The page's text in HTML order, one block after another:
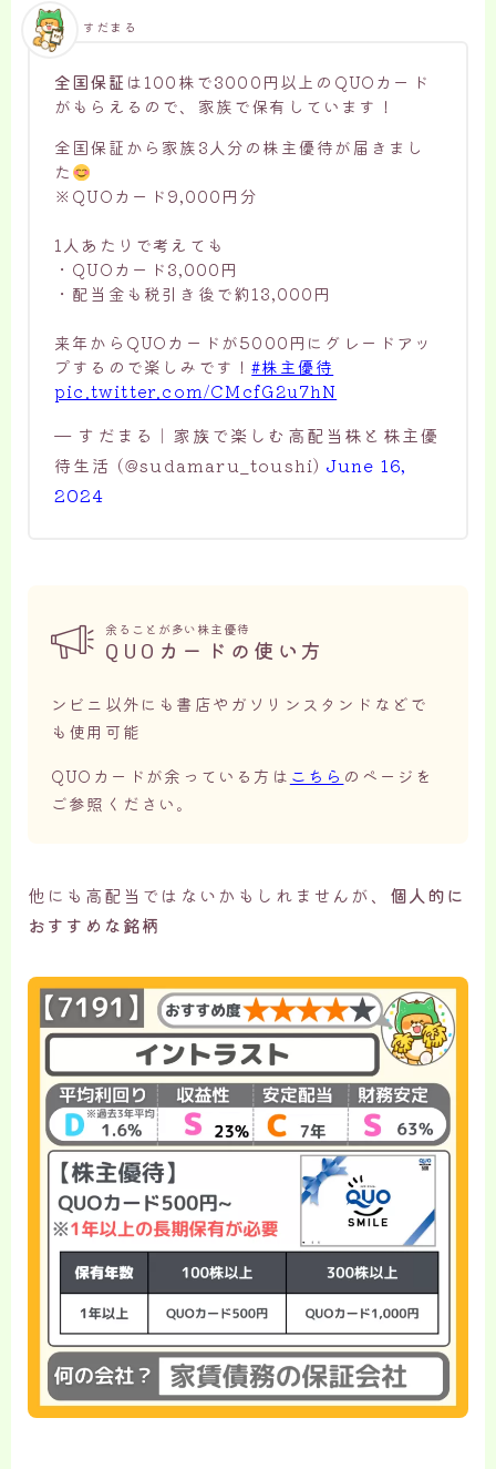
全国保証 は100株で3000円以上のQUOカード
がもらえるので、家族で保有しています！
全国保証から家族3人分の株主優待が届きまし
た
※QUOカード9,000円分
1人あたりで考えても
・QUOカード3,000円
・配当金も税引き後で約13,000円
来年からQUOカードが5000円にグレードアッ
プするので楽しみです！#株主優待
pic.twitter.com/CMcfG2u7hN
— すだまる｜家族で楽しむ高配当株と株主優
待生活 (@sudamaru_toushi) June 16,
2024
すだまる
余ることが多い株主優待
QUOカードの使い方
ンビニ以外にも書店やガソリンスタンドなどで
も使用可能
QUOカードが余っている方は こちら のページを
ご参照ください。
他にも高配当ではないかもしれませんが、 個人的に
おすすめな銘柄